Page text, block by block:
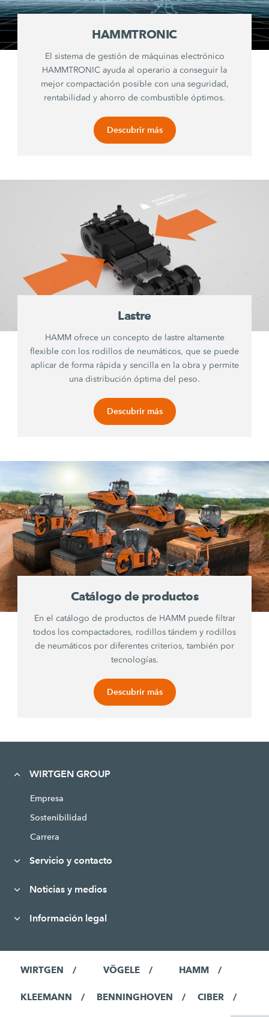
HAMMTRONIC
El sistema de gestión de máquinas electrónico
HAMMTRONIC ayuda al operario a conseguir la
mejor compactación posible con una seguridad,
rentabilidad y ahorro de combustible óptimos.
Descubrir más
Lastre
HAMM ofrece un concepto de lastre altamente
flexible con los rodillos de neumáticos, que se puede
aplicar de forma rápida y sencilla en la obra y permite
una distribución óptima del peso.
Descubrir más
Catálogo de productos
En el catálogo de productos de HAMM puede filtrar
todos los compactadores, rodillos tándem y rodillos
de neumáticos por diferentes criterios, también por
tecnologías.
Descubrir más
WIRTGEN GROUP
Empresa
Sostenibilidad
Carrera
Servicio y contacto
Noticias y medios
Información legal
WIRTGEN VÖGELE HAMM
KLEEMANN BENNINGHOVEN CIBER